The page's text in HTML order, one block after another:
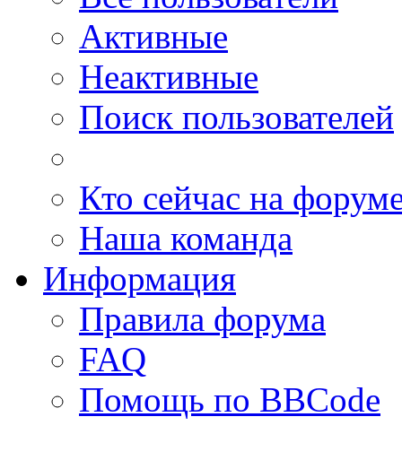
Активные
Неактивные
Поиск пользователей
Кто сейчас на
Наша команда
Информация
Правила форума
FAQ
Помощь по BBCode